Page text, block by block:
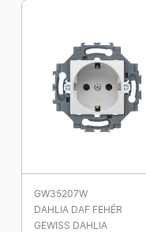
GW35207W
DAHLIA DAF FEHÉR
GEWISS DAHLIA